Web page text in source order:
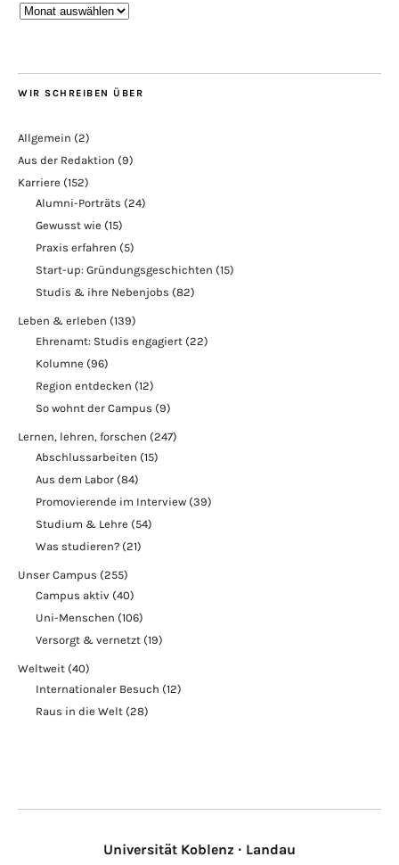
Blogarchiv
WIR SCHREIBEN ÜBER
Allgemein (2)
Aus der Redaktion (9)
Karriere (152)
Alumni-Porträts (24)
Gewusst wie (15)
Praxis erfahren (5)
Start-up: Gründungsgeschichten (15)
Studis & ihre Nebenjobs (82)
Leben & erleben (139)
Ehrenamt: Studis engagiert (22)
Kolumne (96)
Region entdecken (12)
So wohnt der Campus (9)
Lernen, lehren, forschen (247)
Abschlussarbeiten (15)
Aus dem Labor (84)
Promovierende im Interview (39)
Studium & Lehre (54)
Was studieren? (21)
Unser Campus (255)
Campus aktiv (40)
Uni-Menschen (106)
Versorgt & vernetzt (19)
Weltweit (40)
Internationaler Besuch (12)
Raus in die Welt (28)
Universität Koblenz · Landau